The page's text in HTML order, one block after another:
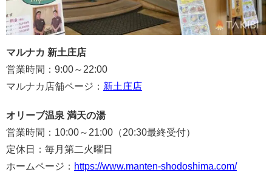
マルナカ 新土庄店
営業時間：9:00～22:00
マルナカ店舗ページ： 新土庄店
オリーブ温泉 満天の湯
営業時間：10:00～21:00（20:30最終受付）
定休日：毎月第二火曜日
ホームページ： https://www.manten-shodoshima.com/